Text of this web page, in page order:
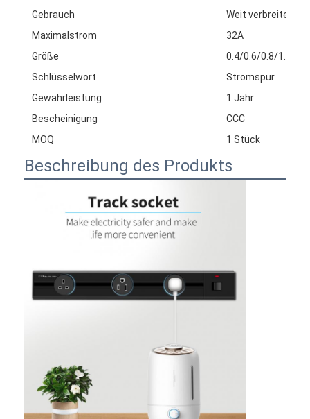
Startseite
Über uns
Kontakt
Wir Reden Jetzt.
Gebrauch
Weit verbreitet
Maximalstrom
32A
Größe
0.4/0.6/0.8/1.0/
Schlüsselwort
Stromspur
Gewährleistung
1 Jahr
Bescheinigung
CCC
MOQ
1 Stück
Beschreibung des Produkts